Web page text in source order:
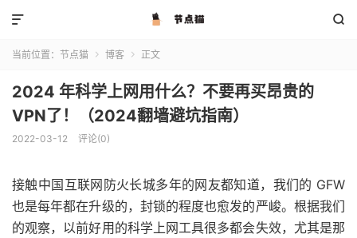


当前位置： 节点猫  博客  正文
2024 年科学上网用什么？不要再买昂贵的
VPN了！（2024翻墙避坑指南）
2022-03-12 评论(0)
接触中国互联网防火长城多年的网友都知道，我们的 GFW
也是每年都在升级的，封锁的程度也愈发的严峻。根据我们
的观察，以前好用的科学上网工具很多都会失效，尤其是那